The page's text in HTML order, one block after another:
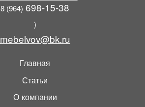
8 (964) 698-15-38
)
mebelvov@bk.ru
Главная
Статьи
О компании